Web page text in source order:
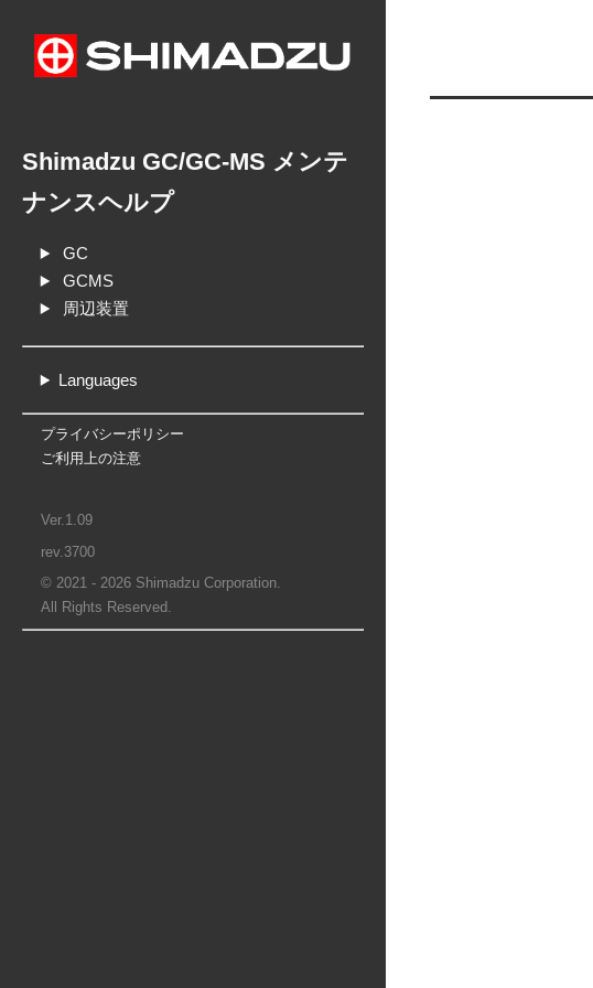
Shimadzu GC/GC-MS メンテ
ナンスヘルプ
GC
GCMS
周辺装置
Languages
プライバシーポリシー
ご利用上の注意
Ver.1.09
rev.3700
© 2021 - 2026 Shimadzu Corporation.
All Rights Reserved.